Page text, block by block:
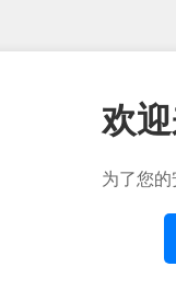
欢
为了您的